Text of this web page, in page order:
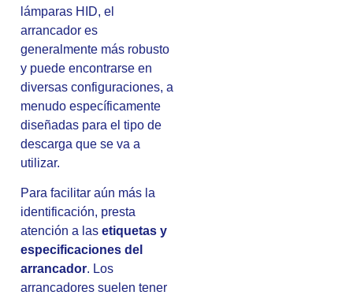
lámparas HID, el
arrancador es
generalmente más robusto
y puede encontrarse en
diversas configuraciones, a
menudo específicamente
diseñadas para el tipo de
descarga que se va a
utilizar.
Para facilitar aún más la
identificación, presta
atención a las etiquetas y
especificaciones del
arrancador. Los
arrancadores suelen tener